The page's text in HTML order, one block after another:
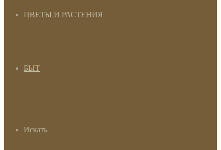
ЦВЕТЫ И РАСТЕНИЯ
БЫТ
Искать